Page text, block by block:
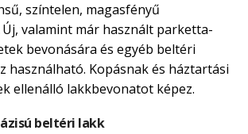
színtelen, magasfényű
valamint már használt parketta-
bevonására és egyéb beltéri
használható. Kopásnak és háztartási
ellenálló lakkbevonatot képez.
beltéri lakk